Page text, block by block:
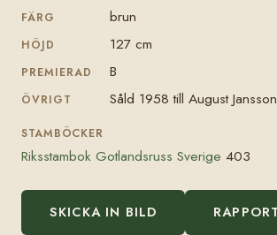
FÄRG brun
HÖJD 127 cm
PREMIERAD B
ÖVRIGT Såld 1958 till August
STAMBÖCKER
Riksstambok Gotlandsruss Sverige 403
SKICKA IN BILD